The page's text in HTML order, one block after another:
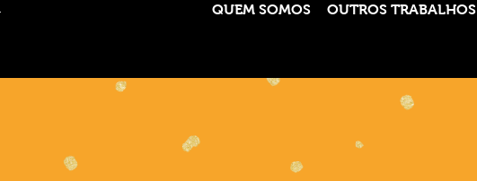
QUEM SOMOS OUTROS TRABALHOS